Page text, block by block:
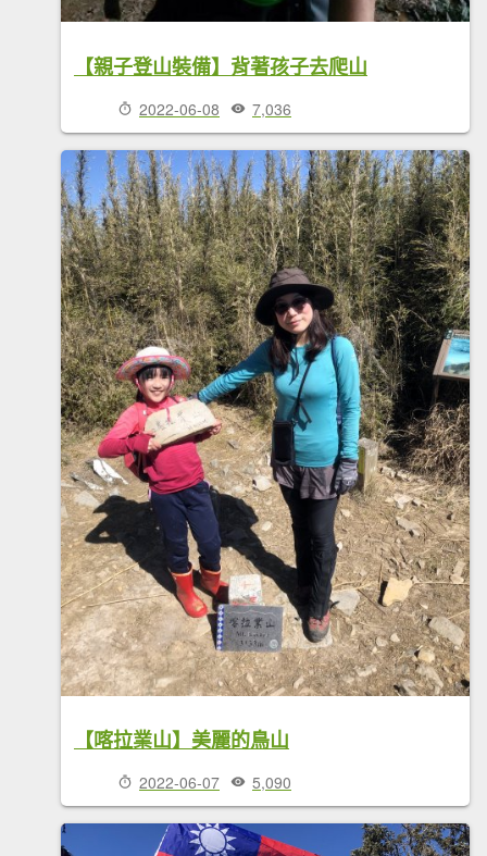
【親子登山裝備】背著孩子去爬山
2022-06-08 7,036
【喀拉業山】美麗的鳥山
2022-06-07 5,090